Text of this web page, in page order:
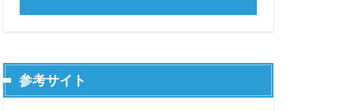
参考サイト